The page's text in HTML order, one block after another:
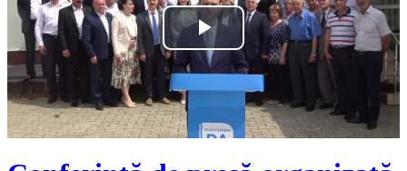
Play
Video